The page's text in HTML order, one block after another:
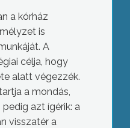
a kórház
is
A
célja, hogy
alatt végezzék.
a mondás,
azt ígérik: a
visszatér a